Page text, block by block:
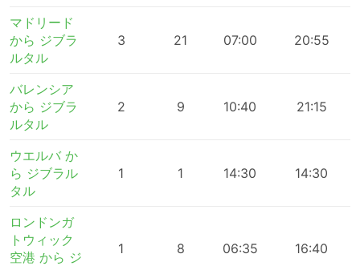
マドリード
から ジブラ
ルタル
3 21 07:00 20:55
バレンシア
から ジブラ
ルタル
2 9 10:40 21:15
ウエルバ か
ら ジブラル
タル
1 1 14:30 14:30
ロンドンガ
トウィック
空港 から ジ
1 8 06:35 16:40